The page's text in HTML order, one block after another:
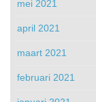
mei 2021
april 2021
maart 2021
februari 2021